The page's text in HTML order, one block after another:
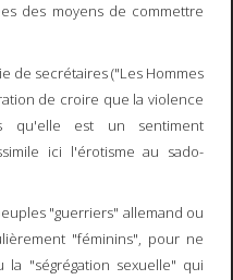
des moyens de commettre
de secrétaires ("Les Hommes
de croire que la violence
qu'elle est un sentiment
ici l'érotisme au sado-
"guerriers" allemand ou
"féminins", pour ne
la "ségrégation sexuelle" qui